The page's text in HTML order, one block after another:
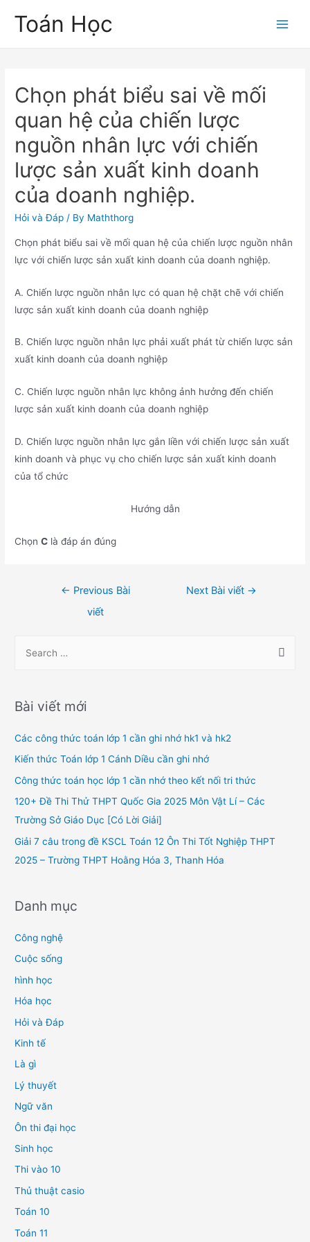
Toán Học
Chọn phát biểu sai về mối
quan hệ của chiến lược
nguồn nhân lực với chiến
lược sản xuất kinh doanh
của doanh nghiệp.
Hỏi và Đáp / By Maththorg
Chọn phát biểu sai về mối quan hệ của chiến lược nguồn nhân
lực với chiến lược sản xuất kinh doanh của doanh nghiệp.
A. Chiến lược nguồn nhân lực có quan hệ chặt chẽ với chiến
lược sản xuất kinh doanh của doanh nghiệp
B. Chiến lược nguồn nhân lực phải xuất phát từ chiến lược sản
xuất kinh doanh của doanh nghiệp
C. Chiến lược nguồn nhân lực không ảnh hưởng đến chiến
lược sản xuất kinh doanh của doanh nghiệp
D. Chiến lược nguồn nhân lực gắn liền với chiến lược sản xuất
kinh doanh và phục vụ cho chiến lược sản xuất kinh doanh
của tổ chức
Hướng dẫn
ChọnC là đáp án đúng
← Previous Bài
viết
Next Bài viết →
r
h
f
o
Bài viết mới
Các công thức toán lớp 1 cần ghi nhớ hk1 và hk2
Kiến thức Toán lớp 1 Cánh Diều cần ghi nhớ
Công thức toán học lớp 1 cần nhớ theo kết nối tri thức
120+ Đề Thi Thử THPT Quốc Gia 2025 Môn Vật Lí – Các
Trường Sở Giáo Dục [Có Lời Giải]
Giải 7 câu trong đề KSCL Toán 12 Ôn Thi Tốt Nghiệp THPT
2025 – Trường THPT Hoằng Hóa 3, Thanh Hóa
Danh mục
Công nghệ
Cuộc sống
hình học
Hóa học
Hỏi và Đáp
Kinh tế
Là gì
Lý thuyết
Ngữ văn
Ôn thi đại học
Sinh học
Thi vào 10
Thủ thuật casio
Toán 10
Toán 11